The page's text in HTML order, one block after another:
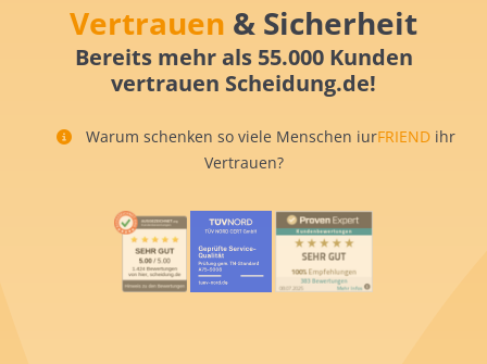
Vertrauen & Sicherheit
Bereits mehr als 55.000 Kunden
vertrauen Scheidung.de!
Warum schenken so viele Menschen iurFRIEND ihr
Vertrauen?